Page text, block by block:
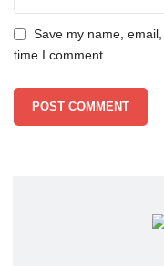
Save my name,
time I comment.